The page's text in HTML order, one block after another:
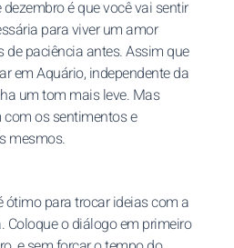
é que você vai sentir
para viver um amor
de paciência antes. Assim que
em Aquário, independente da
um tom mais leve. Mas
os sentimentos e
mesmos.
ótimo para trocar ideias com a
Coloque o diálogo em primeiro